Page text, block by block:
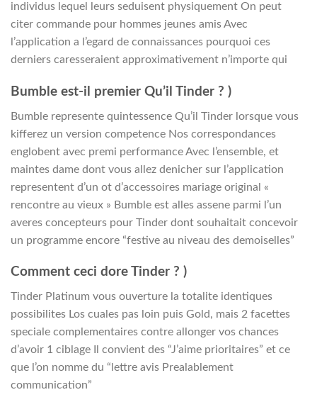
individus lequel leurs seduisent physiquement On peut
citer commande pour hommes jeunes amis Avec
l’application a l’egard de connaissances pourquoi ces
derniers caresseraient approximativement n’importe qui
Bumble est-il premier Qu’il Tinder ? )
Bumble represente quintessence Qu’il Tinder lorsque vous
kifferez un version competence Nos correspondances
englobent avec premi performance Avec l’ensemble, et
maintes dame dont vous allez denicher sur l’application
representent d’un ot d’accessoires mariage original «
rencontre au vieux » Bumble est alles assene parmi l’un
averes concepteurs pour Tinder dont souhaitait concevoir
un programme encore “festive au niveau des demoiselles”
Comment ceci dore Tinder ? )
Tinder Platinum vous ouverture la totalite identiques
possibilites Los cuales pas loin puis Gold, mais 2 facettes
speciale complementaires contre allonger vos chances
d’avoir 1 ciblage Il convient des “J’aime prioritaires” et ce
que l’on nomme du “lettre avis Prealablement
communication”